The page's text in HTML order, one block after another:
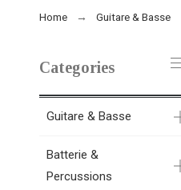
Home Guitare & Basse
Categories
Guitare & Basse
Batterie &
Percussions